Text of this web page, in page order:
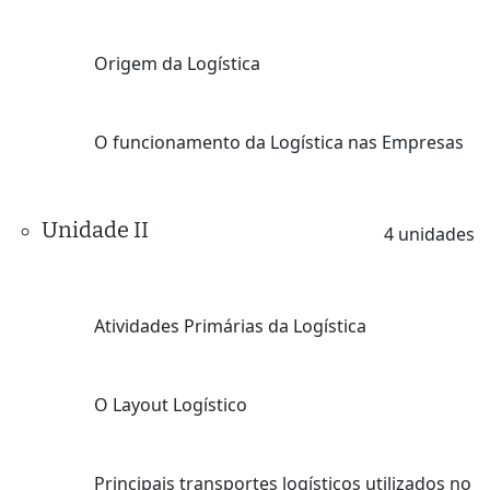
Origem da Logística
O funcionamento da Logística nas Empresas
Unidade II 4 unidades
Atividades Primárias da Logística
O Layout Logístico
Principais transportes logísticos utilizados no